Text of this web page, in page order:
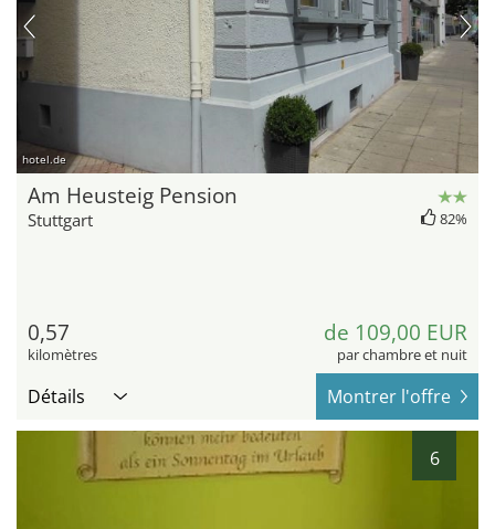
hotel.de
Am Heusteig Pension
Stuttgart 82%
0,57
kilomètres
de 109,00 EUR
par chambre et nuit
Détails Montrer l'offre
6